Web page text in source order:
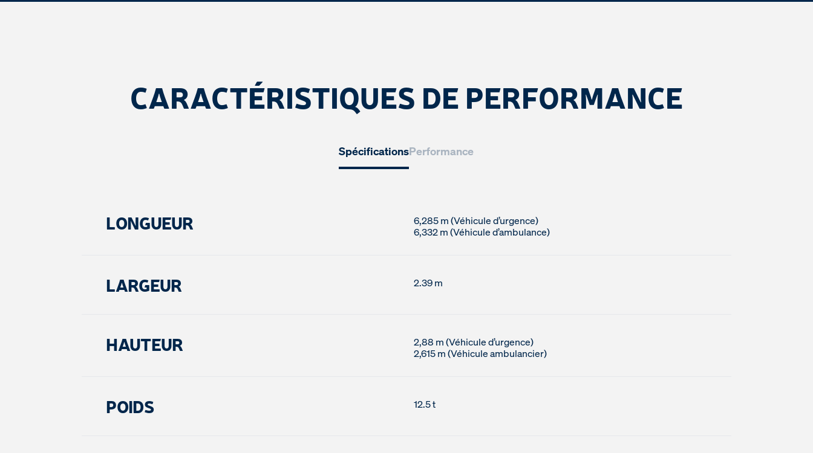
CARACTÉRISTIQUES DE PERFORMANCE
SpécificationsPerformance
LONGUEUR
6,285 m (Véhicule d’urgence)
6,332 m (Véhicule d’ambulance)
LARGEUR 2.39 m
HAUTEUR
2,88 m (Véhicule d’urgence)
2,615 m (Véhicule ambulancier)
POIDS 12.5 t